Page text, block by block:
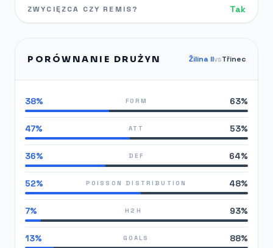
ZWYCIĘZCA CZY REMIS? Tak
PORÓWNANIE DRUŻYN Žilina IIvsTřinec
38% FORM 63%
47% ATT 53%
36% DEF 64%
52% POISSON DISTRIBUTION 48%
7% H2H 93%
13% GOALS 88%